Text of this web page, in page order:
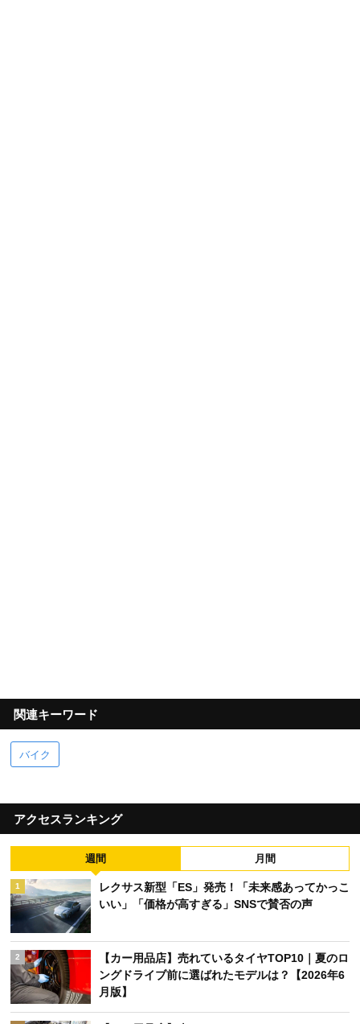
関連キーワード
バイク
アクセスランキング
週間 月間
1
レクサス新型「ES」発売！「未来感あってかっこ
いい」「価格が高すぎる」SNSで賛否の声
2
【カー用品店】売れているタイヤTOP10｜夏のロ
ングドライブ前に選ばれたモデルは？【2026年6
月版】